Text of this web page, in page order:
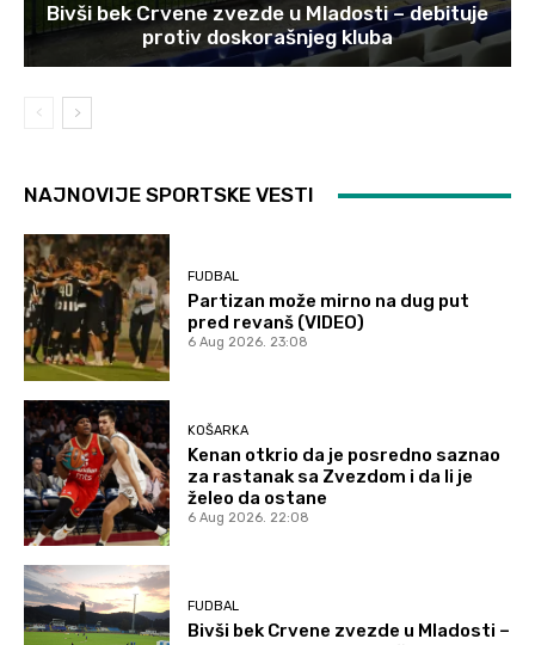
Bivši bek Crvene zvezde u Mladosti – debituje
protiv doskorašnjeg kluba
NAJNOVIJE SPORTSKE VESTI
FUDBAL
Partizan može mirno na dug put
pred revanš (VIDEO)
6 Aug 2026. 23:08
KOŠARKA
Kenan otkrio da je posredno saznao
za rastanak sa Zvezdom i da li je
želeo da ostane
6 Aug 2026. 22:08
FUDBAL
Bivši bek Crvene zvezde u Mladosti –